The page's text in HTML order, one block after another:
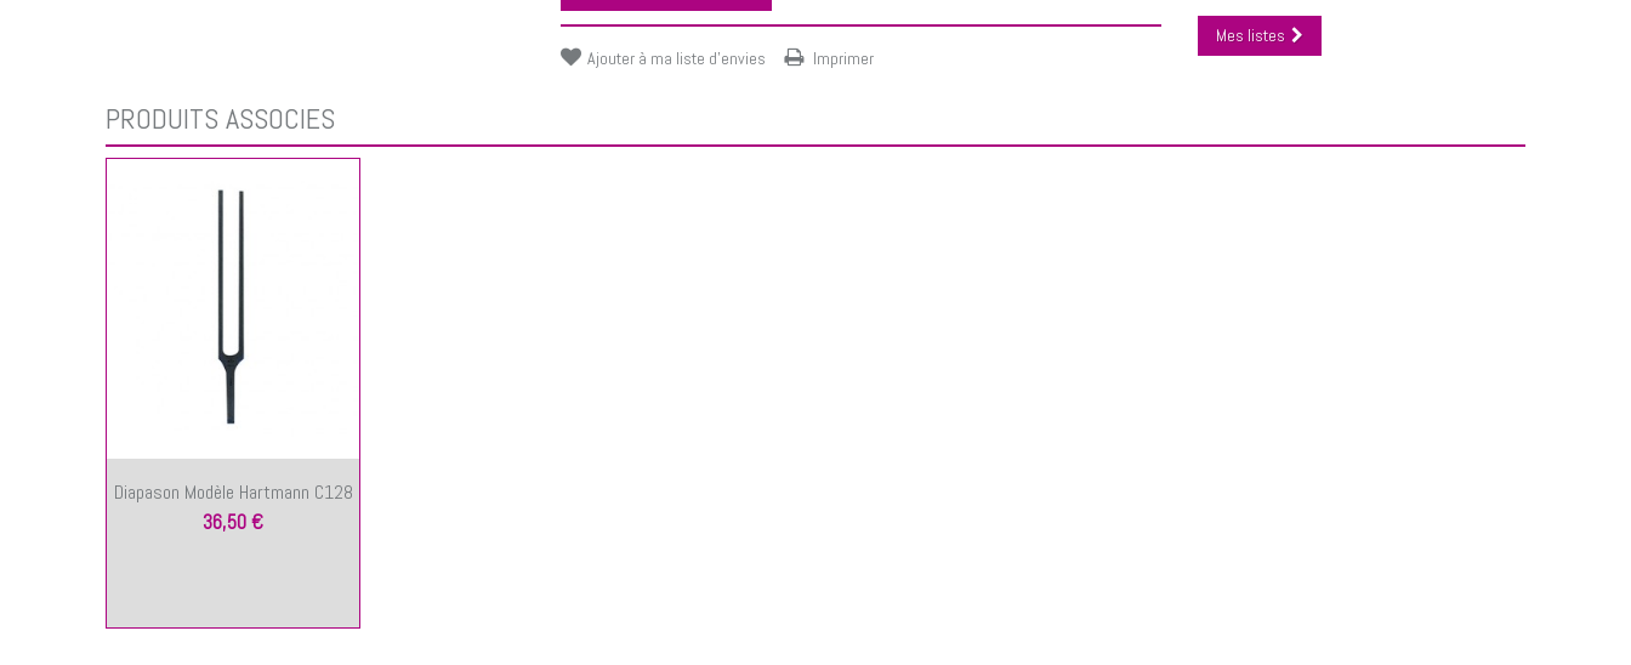
Ajouter à ma liste d'envies Imprimer
Mes listes
PRODUITS ASSOCIÉS
Diapason Modèle Hartmann C128
36,50 €